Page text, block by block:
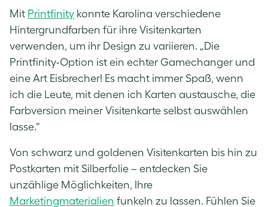
Mit Printfinity konnte Karolina verschiedene
Hintergrundfarben für ihre Visitenkarten
verwenden, um ihr Design zu variieren. „Die
Printfinity-Option ist ein echter Gamechanger und
eine Art Eisbrecher! Es macht immer Spaß, wenn
ich die Leute, mit denen ich Karten austausche, die
Farbversion meiner Visitenkarte selbst auswählen
lasse.“
Von schwarz und goldenen Visitenkarten bis hin zu
Postkarten mit Silberfolie – entdecken Sie
unzählige Möglichkeiten, Ihre
Marketingmaterialien funkeln zu lassen. Fühlen Sie